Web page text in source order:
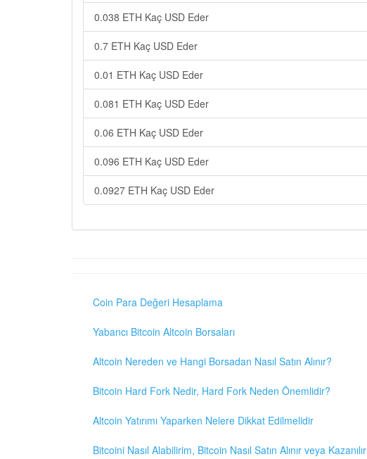
0.038 ETH Kaç USD Eder
0.7 ETH Kaç USD Eder
0.01 ETH Kaç USD Eder
0.081 ETH Kaç USD Eder
0.06 ETH Kaç USD Eder
0.096 ETH Kaç USD Eder
0.0927 ETH Kaç USD Eder
Coin Para Değeri Hesaplama
Yabancı Bitcoin Altcoin Borsaları
Altcoin Nereden ve Hangi Borsadan Nasıl Satın Alınır?
Bitcoin Hard Fork Nedir, Hard Fork Neden Önemlidir?
Altcoin Yatırımı Yaparken Nelere Dikkat Edilmelidir
Bitcoini Nasıl Alabilirim, Bitcoin Nasıl Satın Alınır veya Kazanılır